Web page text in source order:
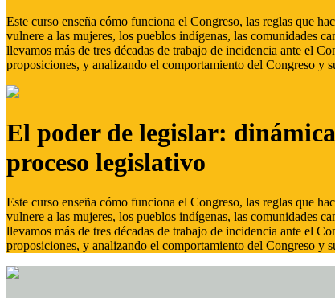
Este curso enseña cómo funciona el Congreso, las reglas que
vulnere a las mujeres, los pueblos indígenas, las comunidades
llevamos más de tres décadas de trabajo de incidencia ante el
proposiciones, y analizando el comportamiento del Congreso y
El poder de legislar:
proceso legislativo
Este curso enseña cómo funciona el Congreso, las reglas que
vulnere a las mujeres, los pueblos indígenas, las comunidades
llevamos más de tres décadas de trabajo de incidencia ante el
proposiciones, y analizando el comportamiento del Congreso y